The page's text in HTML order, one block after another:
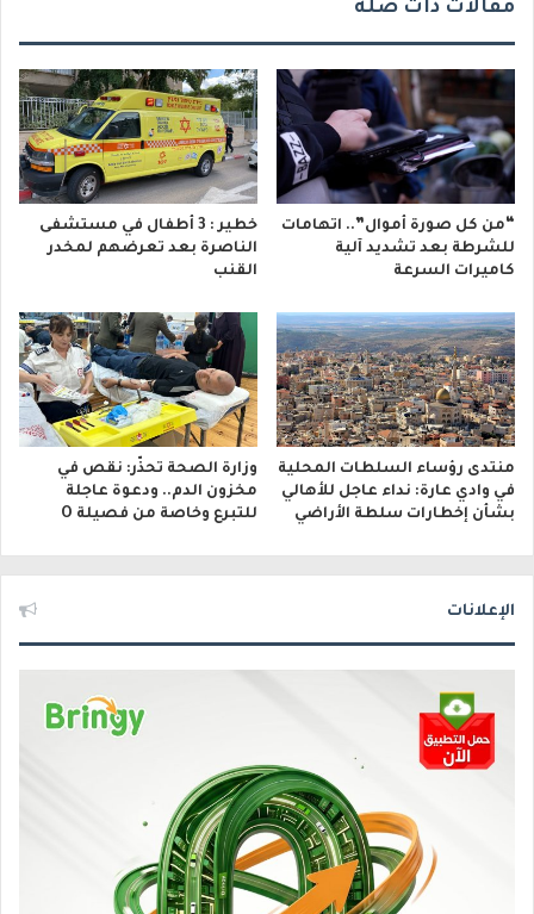
مقالات ذات صلة
“من كل صورة أموال”.. اتهامات
للشرطة بعد تشديد آلية
كاميرات السرعة
خطير : 3 أطفال في مستشفى
الناصرة بعد تعرضهم لمخدر
القنب
منتدى رؤساء السلطات المحلية
في وادي عارة: نداء عاجل للأهالي
بشأن إخطارات سلطة الأراضي
وزارة الصحة تحذّر: نقص في
مخزون الدم.. ودعوة عاجلة
للتبرع وخاصة من فصيلة O
الإعلانات